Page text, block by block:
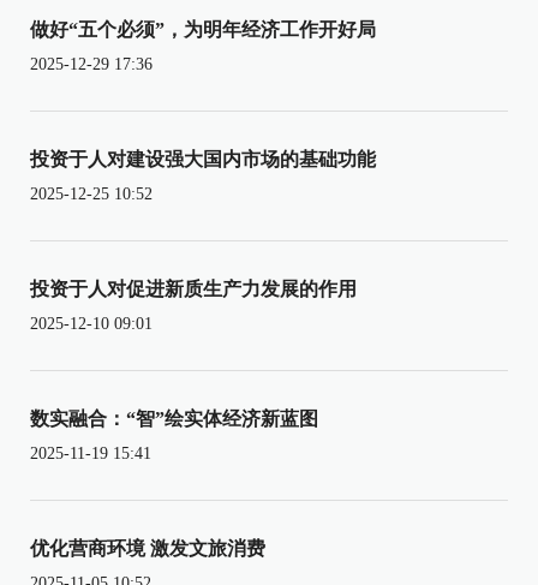
做好“五个必须”，为明年经济工作开好局
2025-12-29 17:36
投资于人对建设强大国内市场的基础功能
2025-12-25 10:52
投资于人对促进新质生产力发展的作用
2025-12-10 09:01
数实融合：“智”绘实体经济新蓝图
2025-11-19 15:41
优化营商环境 激发文旅消费